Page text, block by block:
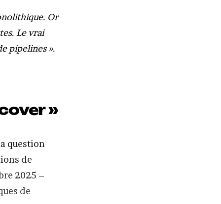
Or
Le vrai
pipelines ».
»
question
de
2025 –
de